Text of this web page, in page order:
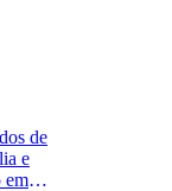
de
e
em